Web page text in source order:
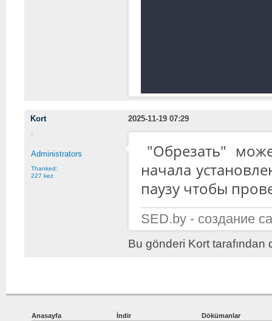
Kort 2025-11-19 07:29
Administrators
Thanked:
227 kez
"Обрезать"
начала
паузу чтобы
SED.by - создание
Bu gönderi Kort
Anasayfa
İndir
Dökümanlar